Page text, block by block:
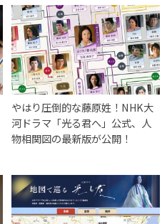
やはり圧倒的な藤原姓！NHK大
河ドラマ「光る君へ」公式、人
物相関図の最新版が公開！